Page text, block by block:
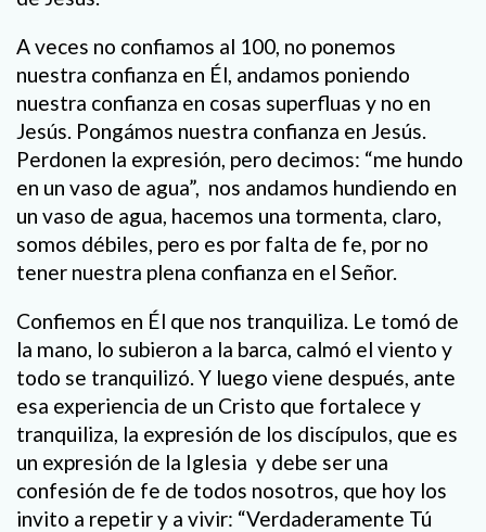
A veces no confiamos al 100, no ponemos
nuestra confianza en Él, andamos poniendo
nuestra confianza en cosas superfluas y no en
Jesús. Pongámos nuestra confianza en Jesús.
Perdonen la expresión, pero decimos: “me hundo
en un vaso de agua”, nos andamos hundiendo en
un vaso de agua, hacemos una tormenta, claro,
somos débiles, pero es por falta de fe, por no
tener nuestra plena confianza en el Señor.
Confiemos en Él que nos tranquiliza. Le tomó de
la mano, lo subieron a la barca, calmó el viento y
todo se tranquilizó. Y luego viene después, ante
esa experiencia de un Cristo que fortalece y
tranquiliza, la expresión de los discípulos, que es
un expresión de la Iglesia y debe ser una
confesión de fe de todos nosotros, que hoy los
invito a repetir y a vivir: “Verdaderamente Tú